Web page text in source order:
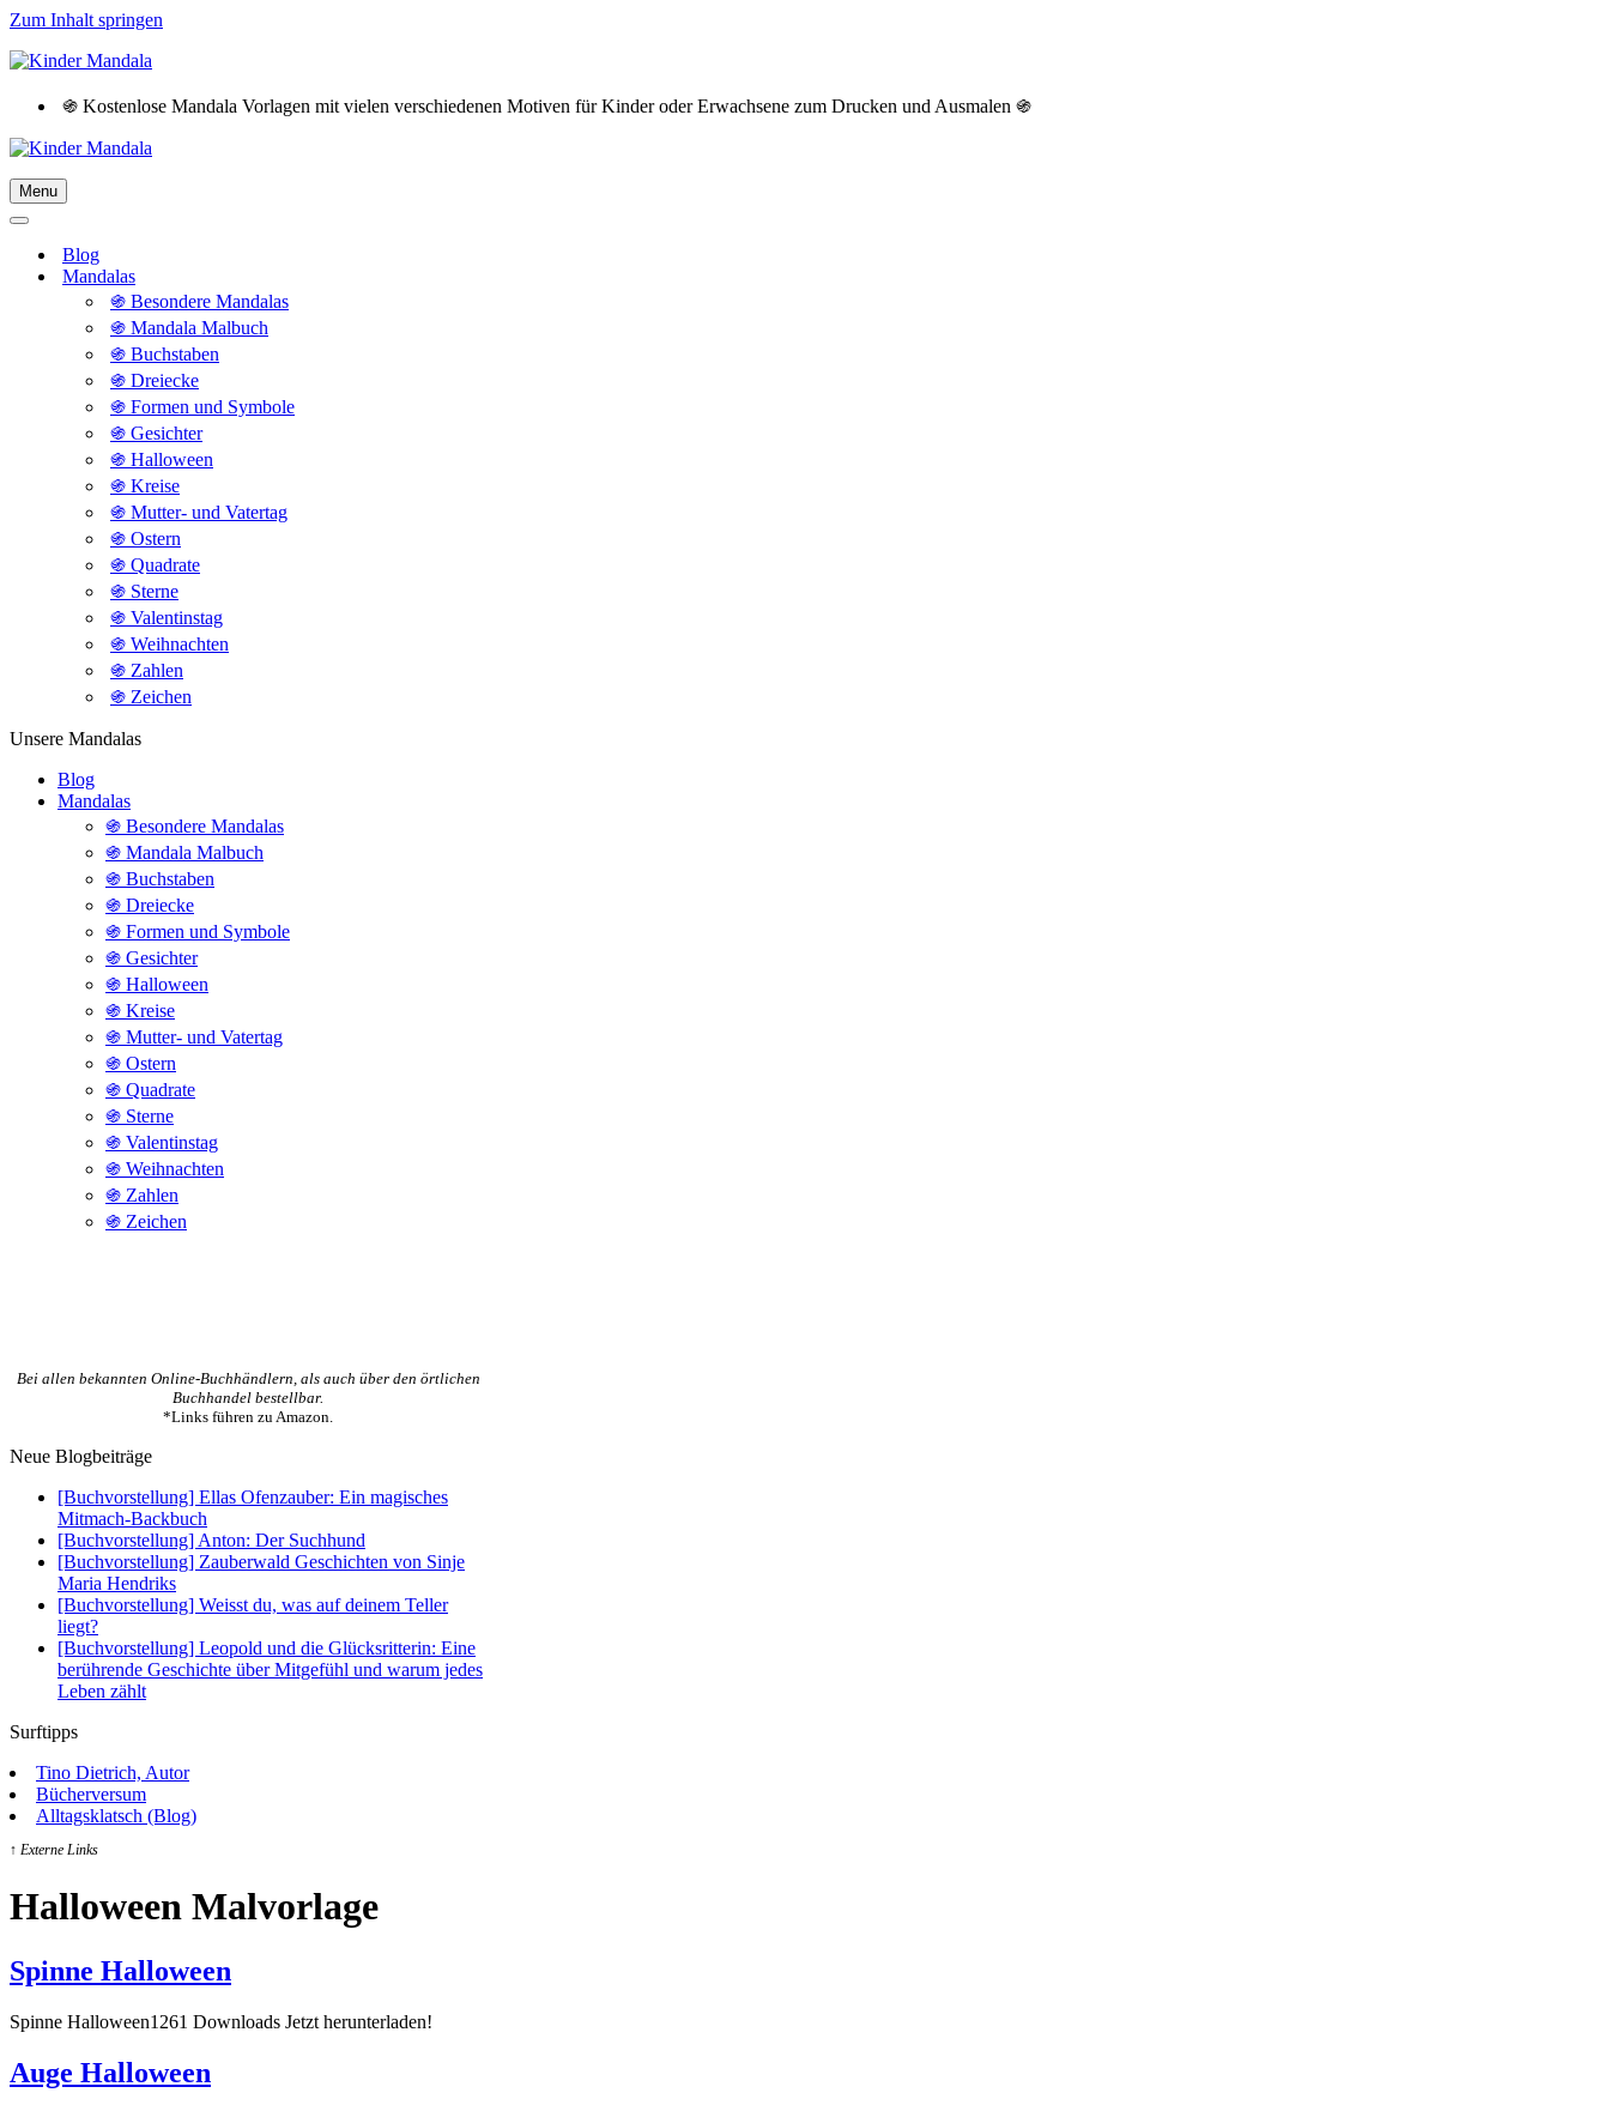
Zum Inhalt springen
֍ Kostenlose Mandala Vorlagen mit vielen verschiedenen Motiven für Kinder oder Erwachsene zum Drucken und Ausmalen ֍
Menu
Navigationsmenü
Navigationsmenü
Blog
Mandalas
֍ Besondere Mandalas
֍ Mandala Malbuch
֍ Buchstaben
֍ Dreiecke
֍ Formen und Symbole
֍ Gesichter
֍ Halloween
֍ Kreise
֍ Mutter- und Vatertag
֍ Ostern
֍ Quadrate
֍ Sterne
֍ Valentinstag
֍ Weihnachten
֍ Zahlen
֍ Zeichen
Unsere Mandalas
Blog
Mandalas
֍ Besondere Mandalas
֍ Mandala Malbuch
֍ Buchstaben
֍ Dreiecke
֍ Formen und Symbole
֍ Gesichter
֍ Halloween
֍ Kreise
֍ Mutter- und Vatertag
֍ Ostern
֍ Quadrate
֍ Sterne
֍ Valentinstag
֍ Weihnachten
֍ Zahlen
֍ Zeichen
Bei allen bekannten Online-Buchhändlern, als auch über den örtlichen
Buchhandel bestellbar.
*Links führen zu Amazon.
Neue Blogbeiträge
[Buchvorstellung] Ellas Ofenzauber: Ein magisches
Mitmach-Backbuch
[Buchvorstellung] Anton: Der Suchhund
[Buchvorstellung] Zauberwald Geschichten von Sinje
Maria Hendriks
[Buchvorstellung] Weisst du, was auf deinem Teller
liegt?
[Buchvorstellung] Leopold und die Glücksritterin: Eine
berührende Geschichte über Mitgefühl und warum jedes
Leben zählt
Surftipps
Tino Dietrich, Autor
Bücherversum
Alltagsklatsch (Blog)
↑ Externe Links
Halloween Malvorlage
Spinne Halloween
Spinne Halloween1261 Downloads Jetzt herunterladen!
Auge Halloween